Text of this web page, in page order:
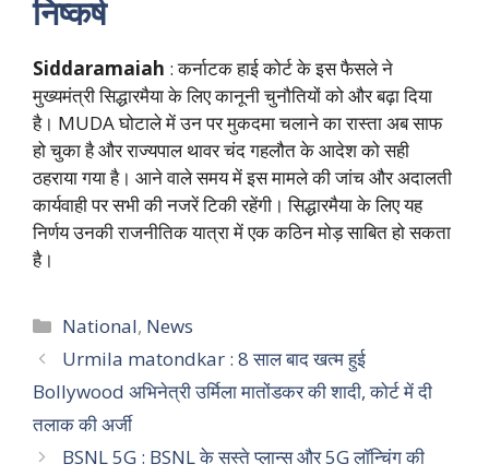
निष्कर्ष
Siddaramaiah : कर्नाटक हाई कोर्ट के इस फैसले ने
मुख्यमंत्री सिद्धारमैया के लिए कानूनी चुनौतियों को और बढ़ा दिया
है। MUDA घोटाले में उन पर मुकदमा चलाने का रास्ता अब साफ
हो चुका है और राज्यपाल थावर चंद गहलौत के आदेश को सही
ठहराया गया है। आने वाले समय में इस मामले की जांच और अदालती
कार्यवाही पर सभी की नजरें टिकी रहेंगी। सिद्धारमैया के लिए यह
निर्णय उनकी राजनीतिक यात्रा में एक कठिन मोड़ साबित हो सकता
है।
Categories
National, News
Urmila matondkar : 8 साल बाद खत्म हुई
Bollywood अभिनेत्री उर्मिला मातोंडकर की शादी, कोर्ट में दी
तलाक की अर्जी
BSNL 5G : BSNL के सस्ते प्लान्स और 5G लॉन्चिंग की